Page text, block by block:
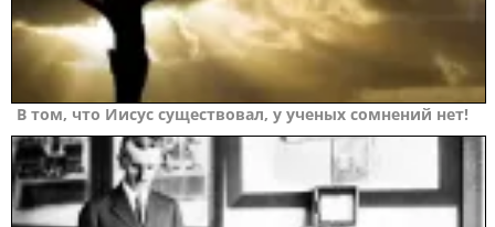
В том, что Иисус существовал, у ученых сомнений нет!